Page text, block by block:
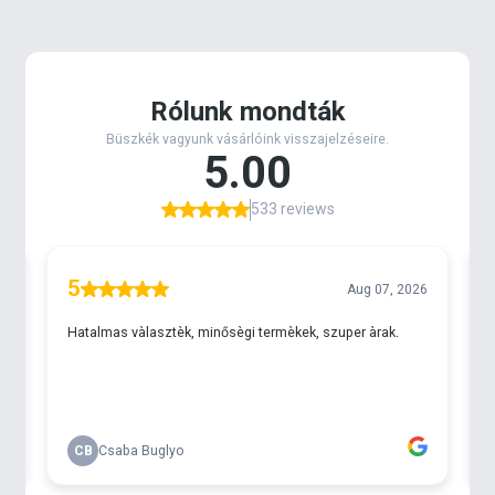
Szíj anyaga: Fém
Az óra csatja tartós rozsdamentes acélból készül.
Tok átmérője : 40 mm
Műanyag / plexi üveg.